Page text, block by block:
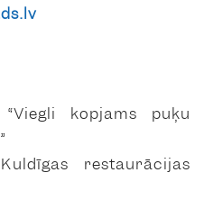
kopjams puķu
restaurācijas